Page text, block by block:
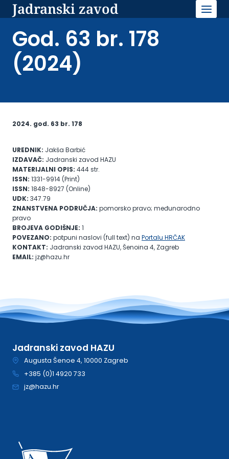
Jadranski zavod
God. 63 br. 178
(2024)
2024. god. 63 br. 178
UREDNIK: Jakša Barbić
IZDAVAČ: Jadranski zavod HAZU
MATERIJALNI OPIS: 444 str.
ISSN: 1331-9914 (Print)
ISSN: 1848-8927 (Online)
UDK: 347.79
ZNANSTVENA PODRUČJA: pomorsko pravo; međunarodno
pravo
BROJEVA GODIŠNJE: 1
POVEZANO: potpuni naslovi (full text) na Portalu HRČAK
KONTAKT: Jadranski zavod HAZU, Šenoina 4, Zagreb
EMAIL: jz@hazu.hr
Jadranski zavod HAZU
Augusta Šenoe 4, 10000 Zagreb
+385 (0)1 4920 733
jz@hazu.hr